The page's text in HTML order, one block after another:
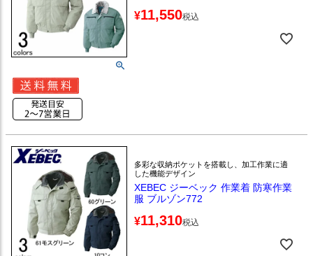
¥11,550税込
多彩な収納ポケットを搭載し、加工作業に適
した機能デザイン
XEBEC ジーベック 作業着 防寒作業
服 ブルゾン772
¥11,310税込